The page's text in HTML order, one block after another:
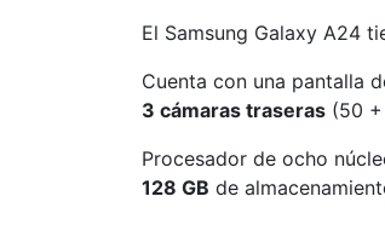
El Samsung Galaxy A24
Cuenta con una pantalla
3 cámaras traseras (50
Procesador de ocho
128 GB de